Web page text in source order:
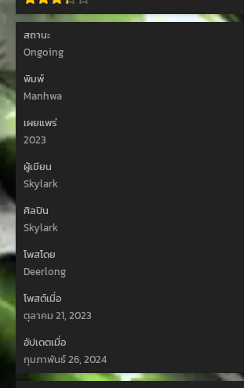
สถานะ
Ongoing
พิมพ์
Manhwa
เผยแพร่
2023
ผู้เขียน
Skylark
ศิลปิน
Skylark
โพสโดย
Deerlong
โพสต์เมื่อ
ตุลาคม 21, 2023
อัปเดตเมื่อ
กุมภาพันธ์ 26, 2024